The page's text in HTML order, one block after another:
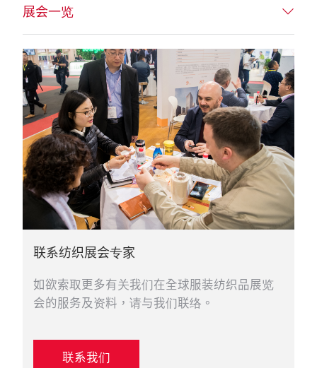
展会一览
联系纺织展会专家
如欲索取更多有关我们在全球服装纺织品展览
会的服务及资料，请与我们联络。
联系我们